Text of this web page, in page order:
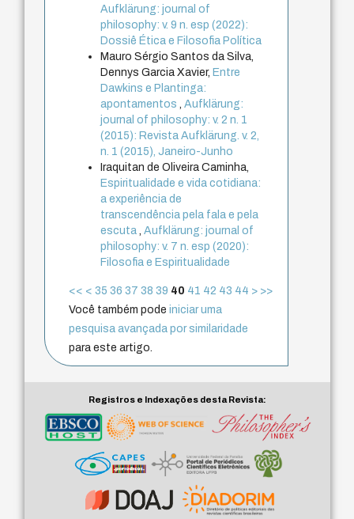
Aufklärung: journal of
philosophy: v. 9 n. esp (2022):
Dossiê Ética e Filosofia Política
Mauro Sérgio Santos da Silva,
Dennys Garcia Xavier, Entre
Dawkins e Plantinga:
apontamentos
,Aufklärung:
journal of philosophy: v. 2 n. 1
(2015): Revista Aufklärung. v. 2,
n. 1 (2015), Janeiro-Junho
Iraquitan de Oliveira Caminha,
Espiritualidade e vida cotidiana:
a experiência de
transcendência pela fala e pela
escuta ,Aufklärung: journal of
philosophy: v. 7 n. esp (2020):
Filosofia e Espiritualidade
<< < 35 36 37 38 39 40 41 42 43 44 > >>
Você também podeiniciar uma
pesquisa avançada por similaridade
para este artigo.
Registros e Indexações desta Revista: